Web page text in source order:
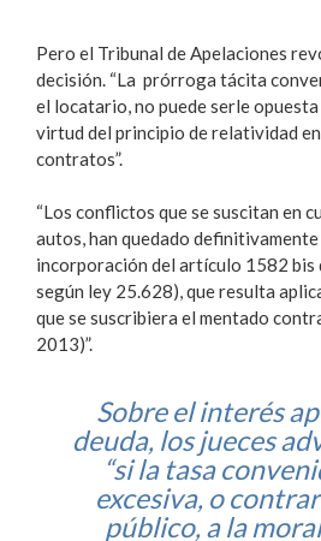
Pero el Tribunal de Apelaciones
decisión. “La prórroga tácita
el locatario, no puede serle
virtud del principio de relatividad
contratos”.
“Los conflictos que se suscitan en
autos, han quedado
incorporación del artículo 1582
según ley 25.628), que resulta
que se suscribiera el mentado
2013)”.
Sobre el interés
deuda, los jueces
“si la tasa
excesiva, o
público, a la